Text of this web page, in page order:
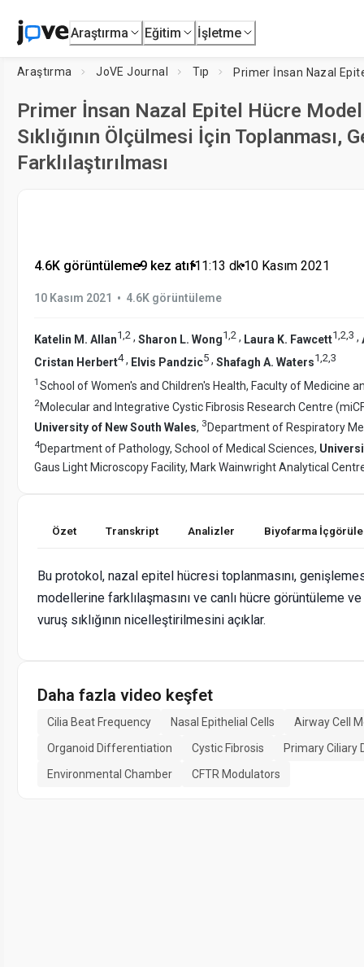
Araştırma Eğitim İşletme
Araştırma JoVE Journal Tıp
Primer İnsan Nazal Epitel Hücre
Sıklığının Ölçülmesi İçin Toplanması,
Farklılaştırılması
4.6K görüntüleme•9 kez atıf•11:13 dk•10 Kasım 2021
10 Kasım 2021 • 4.6K görüntüleme
Katelin M. Allan1,2 , Sharon L. Wong1,2 , Laura K. Fawcett1,2,3 ,
Cristan Herbert4, Elvis Pandzic5 , Shafagh A. Waters1 2 3
1 School of Women's and Children's Health, Faculty of Medicine
2Molecular and Integrative Cystic Fibrosis Research Centre
University of New South Wales, 3 Department of Respiratory
4Department of Pathology, School of Medical Sciences,
Gaus Light Microscopy Facility, Mark Wainwright Analytical
Özet Transkript Analizler Biyofarma
Bu protokol, nazal epitel hücresi toplanmasını,
modellerine farklılaşmasını ve canlı hücre görüntüleme
vuruş sıklığının nicelleştirilmesini açıklar.
Daha fazla video keşfet
Cilia Beat Frequency Nasal Epithelial Cells
Airway Cell
Organoid Differentiation
Cystic Fibrosis
Primary Ciliary
Environmental Chamber
CFTR Modulators